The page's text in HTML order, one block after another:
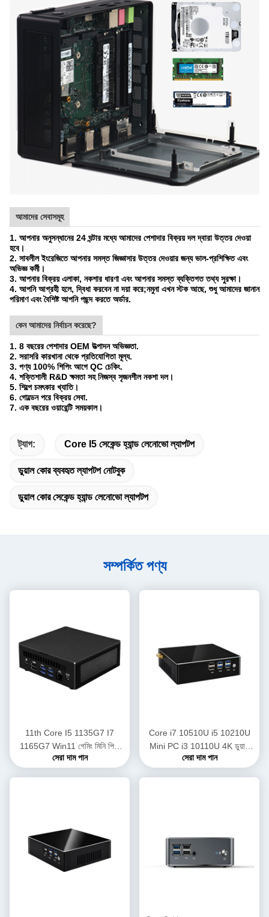
আমাদের সেবাসমূহ
1. আপনার অনুসন্ধানের 24 ঘন্টার মধ্যে আমাদের পেশাদার বিক্রয় দল দ্বারা উত্তর দেওয়া
হবে।
2. সাবলীল ইংরেজিতে আপনার সমস্ত জিজ্ঞাসার উত্তর দেওয়ার জন্য ভাল-প্রশিক্ষিত এবং
অভিজ্ঞ কর্মী।
3. আপনার বিক্রয় এলাকা, নকশার ধারণা এবং আপনার সমস্ত ব্যক্তিগত তথ্য সুরক্ষা।
4. আপনি আগ্রহী হলে, দ্বিধা করবেন না দয়া করে;নমুনা এখন স্টক আছে, শুধু আমাদের জানান
পরিমাণ এবং বৈশিষ্ট আপনি পছন্দ করতে অর্ডার.
কেন আমাদের নির্বাচন করেছে?
1. 8 বছরের পেশাদার OEM উত্পাদন অভিজ্ঞতা.
2. সরাসরি কারখানা থেকে প্রতিযোগিতা মূল্য.
3. পণ্য 100% শিপিং আগে QC চেকিং.
4. শক্তিশালী R&D ক্ষমতা সহ নিজস্ব সৃজনশীল নকশা দল।
5. শিল্পে চমৎকার খ্যাতি।
6. গোল্ডেন পরে বিক্রয় সেবা.
7. এক বছরের ওয়ারেন্টি সময়কাল।
ট্যাগ: Core I5 ​​সেকেন্ড হ্যান্ড লেনোভো ল্যাপটপ
ডুয়াল কোর ব্যবহৃত ল্যাপটপ নোটবুক
ডুয়াল কোর সেকেন্ড হ্যান্ড লেনোভো ল্যাপটপ
সম্পর্কিত পণ্য
11th Core I5 ​​1135G7 I7
1165G7 Win11 গেমিং মিনি পিসি
সঙ্গে DDR4 Ram M.2 SSD
সেরা দাম পান
Core i7 10510U i5 10210U
Mini PC i3 ​​10110U 4K ডুয়াল
ল্যান বেয়ারবোন ডেস্কটপ কম্পিউটার
সেরা দাম পান